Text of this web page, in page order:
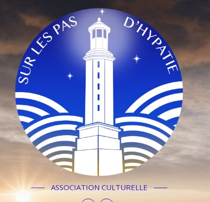
ASSOCIATION CULTURELLE